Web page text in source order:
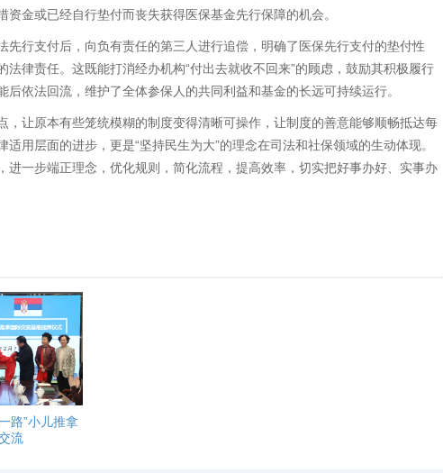
金或已经自行垫付而丧失获得医保基金先行保障的机会。
行支付后，向负有责任的第三人进行追偿，明确了医保先行支付的垫付性
律责任。这既能打消经办机构“付出去就收不回来”的顾虑，鼓励其积极履行
依法回流，维护了全体参保人的共同利益和基金的长远可持续运行。
让原本有些笼统模糊的制度变得清晰可操作，让制度的善意能够顺畅抵达每
用层面的进步，更是“坚持民生为大”的理念在司法和社保领域的生动体现。
进一步端正理念，优化规则，简化流程，提高效率，切实把好事办好、实事办
路”小儿推拿
流